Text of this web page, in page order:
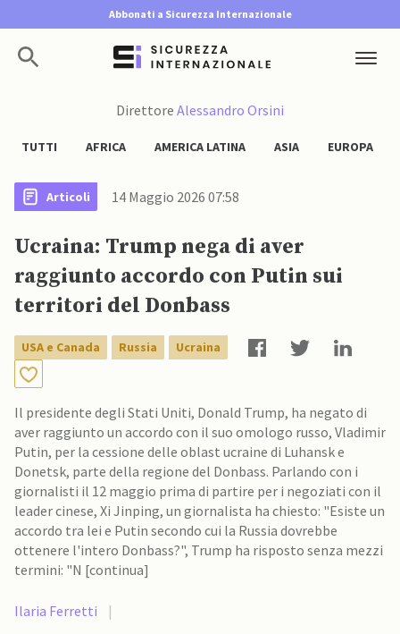
Abbonati a Sicurezza Internazionale
Direttore Alessandro Orsini
TUTTI AFRICA AMERICA LATINA ASIA EUROPA
Articoli 14 Maggio 2026 07:58
Ucraina: Trump nega di aver
raggiunto accordo con Putin sui
territori del Donbass
USA e Canada Russia Ucraina
Il presidente degli Stati Uniti, Donald Trump, ha negato di
aver raggiunto un accordo con il suo omologo russo, Vladimir
Putin, per la cessione delle oblast ucraine di Luhansk e
Donetsk, parte della regione del Donbass. Parlando con i
giornalisti il ​​12 maggio prima di partire per i negoziati con il
leader cinese, Xi Jinping, un giornalista ha chiesto: "Esiste un
accordo tra lei e Putin secondo cui la Russia dovrebbe
ottenere l'intero Donbass?", Trump ha risposto senza mezzi
termini: "N [continua]
Ilaria Ferretti |